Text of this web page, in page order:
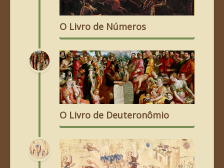
O Livro de Números
O Livro de Deuteronômio